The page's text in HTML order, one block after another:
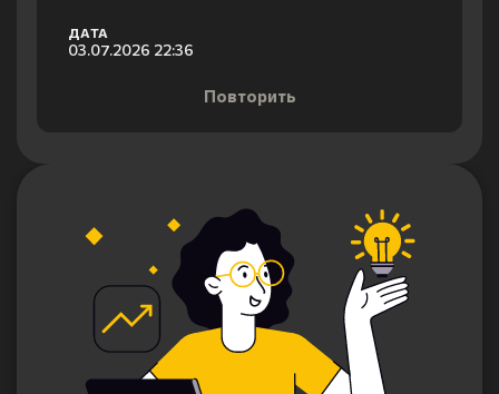
ДАТА
03.07.2026 22:36
Повторить